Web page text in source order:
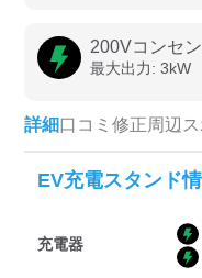
認証システム
ディーラー
三菱ディーラー
トヨタディーラ
200Vコンセン
最大出力: 3kW
詳細口コミ 修正周辺
EV充電スタンド情
充電器